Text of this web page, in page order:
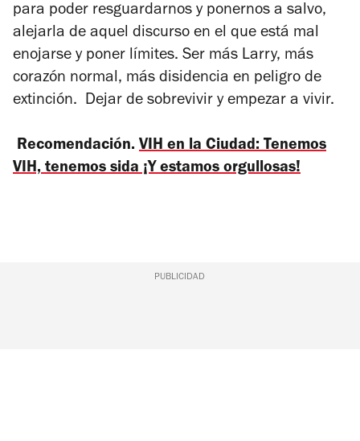
para poder resguardarnos y ponernos a salvo,
alejarla de aquel discurso en el que está mal
enojarse y poner límites. Ser más Larry, más
corazón normal, más disidencia en peligro de
extinción. Dejar de sobrevivir y empezar a vivir.
Recomendación. VIH en la Ciudad: Tenemos
VIH, tenemos sida ¡Y estamos orgullosas!
PUBLICIDAD